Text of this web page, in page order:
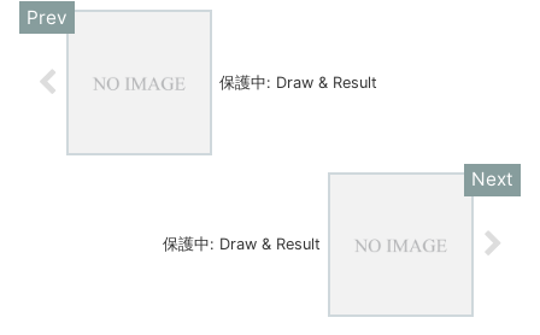
保護中: Draw & Result
保護中: Draw & Result